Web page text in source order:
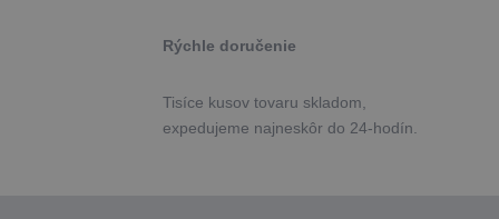
Rýchle doručenie
Tisíce kusov tovaru skladom,
expedujeme najneskôr do 24-hodín.